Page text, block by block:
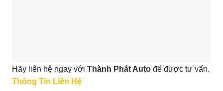
Hãy liên hệ ngay với Thành Phát Auto để được tư vấn.
Thông Tin Liên Hệ